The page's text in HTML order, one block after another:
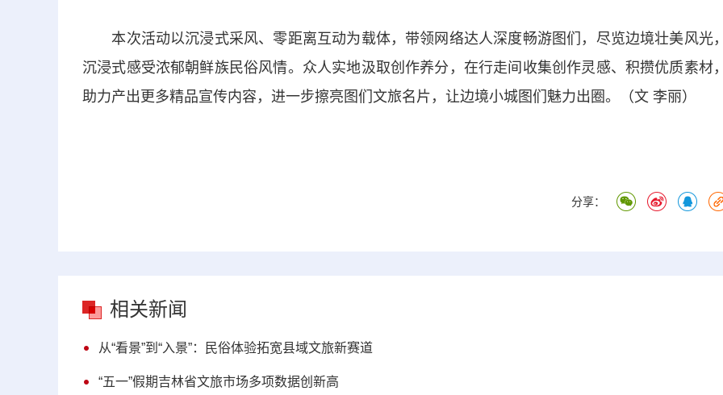
本次活动以沉浸式采风、零距离互动为载体，带领网络达人深度畅游图们，尽览边境壮美风光
沉浸式感受浓郁朝鲜族民俗风情。众人实地汲取创作养分，在行走间收集创作灵感、积攒优质素材
助力产出更多精品宣传内容，进一步擦亮图们文旅名片，让边境小城图们魅力出圈。（文 李丽）
分享：
相关新闻
从“看景”到“入景”：民俗体验拓宽县域文旅新赛道
“五一”假期吉林省文旅市场多项数据创新高